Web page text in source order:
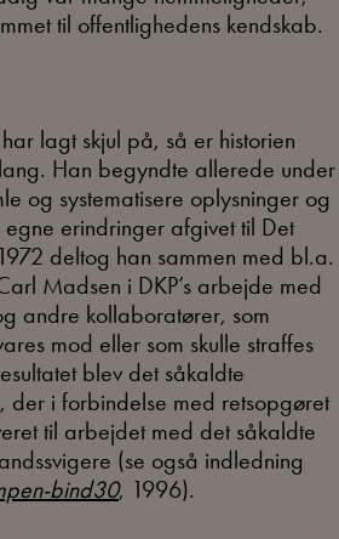
til offentlighedens kendskab.
lagt skjul på, så er historien
Han begyndte allerede under
og systematisere oplysninger og
erindringer afgivet til Det
deltog han sammen med bl.a.
Madsen i DKP’s arbejde med
andre kollaboratører, som
mod eller som skulle straffes
blev det såkaldte
der i forbindelse med retsopgøret
til arbejdet med det såkaldte
(se også indledning
bind30, 1996).